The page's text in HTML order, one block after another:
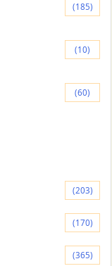
(185)
(10)
(60)
(203)
(170)
(365)